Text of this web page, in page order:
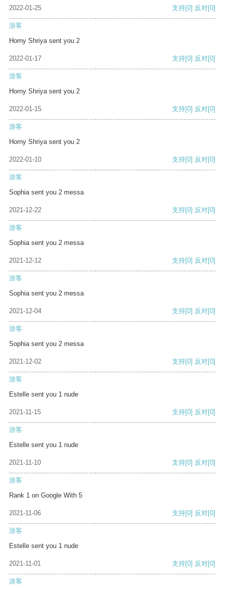
2022-01-25 支持[0] 反对[0]
游客
Horny Shriya sent you 2
2022-01-17 支持[0] 反对[0]
游客
Horny Shriya sent you 2
2022-01-15 支持[0] 反对[0]
游客
Horny Shriya sent you 2
2022-01-10 支持[0] 反对[0]
游客
Sophia sent you 2 messa
2021-12-22 支持[0] 反对[0]
游客
Sophia sent you 2 messa
2021-12-12 支持[0] 反对[0]
游客
Sophia sent you 2 messa
2021-12-04 支持[0] 反对[0]
游客
Sophia sent you 2 messa
2021-12-02 支持[0] 反对[0]
游客
Estelle sent you 1 nude
2021-11-15 支持[0] 反对[0]
游客
Estelle sent you 1 nude
2021-11-10 支持[0] 反对[0]
游客
Rank 1 on Google With 5
2021-11-06 支持[0] 反对[0]
游客
Estelle sent you 1 nude
2021-11-01 支持[0] 反对[0]
游客